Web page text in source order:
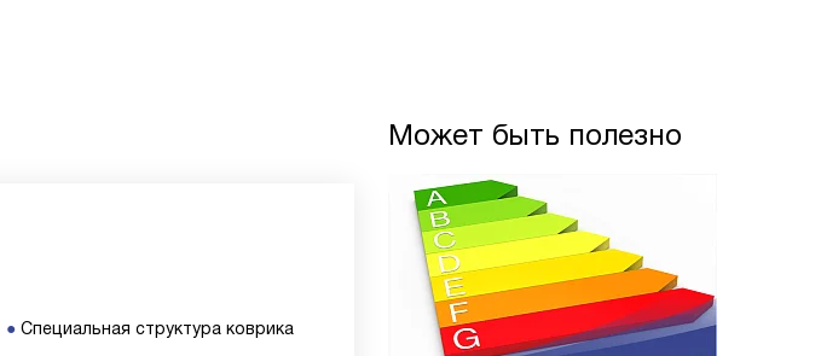
Может быть полезно
Специальная структура коврика